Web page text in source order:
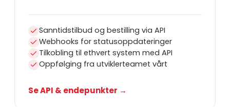
Sanntidstilbud og bestilling via API
Webhooks for statusoppdateringer
Tilkobling til ethvert system med API
Oppfølging fra utviklerteamet vårt
Se API & endepunkter →